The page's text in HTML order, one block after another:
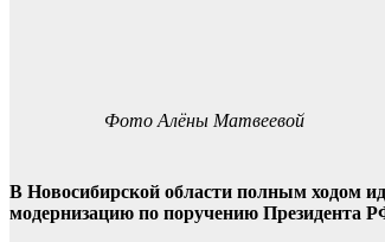
Фото Алёны Матвеевой
В Новосибирской области полным ходом
модернизацию по поручению Президента